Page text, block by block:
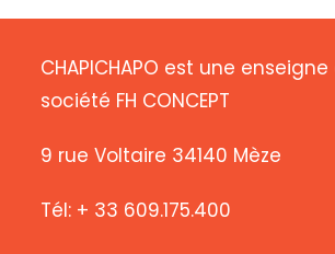
CHAPICHAPO est une
société FH CONCEPT
9 rue Voltaire 34140 Mèze
Tél: + 33 609.175.400